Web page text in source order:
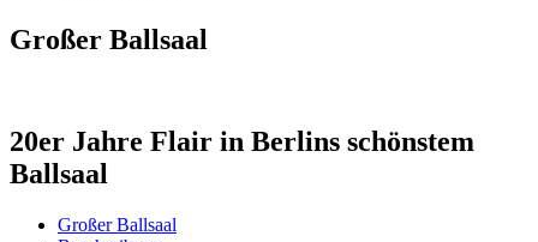
Großer Ballsaal
20er Jahre Flair in Berlins schönstem
Ballsaal
Großer Ballsaal